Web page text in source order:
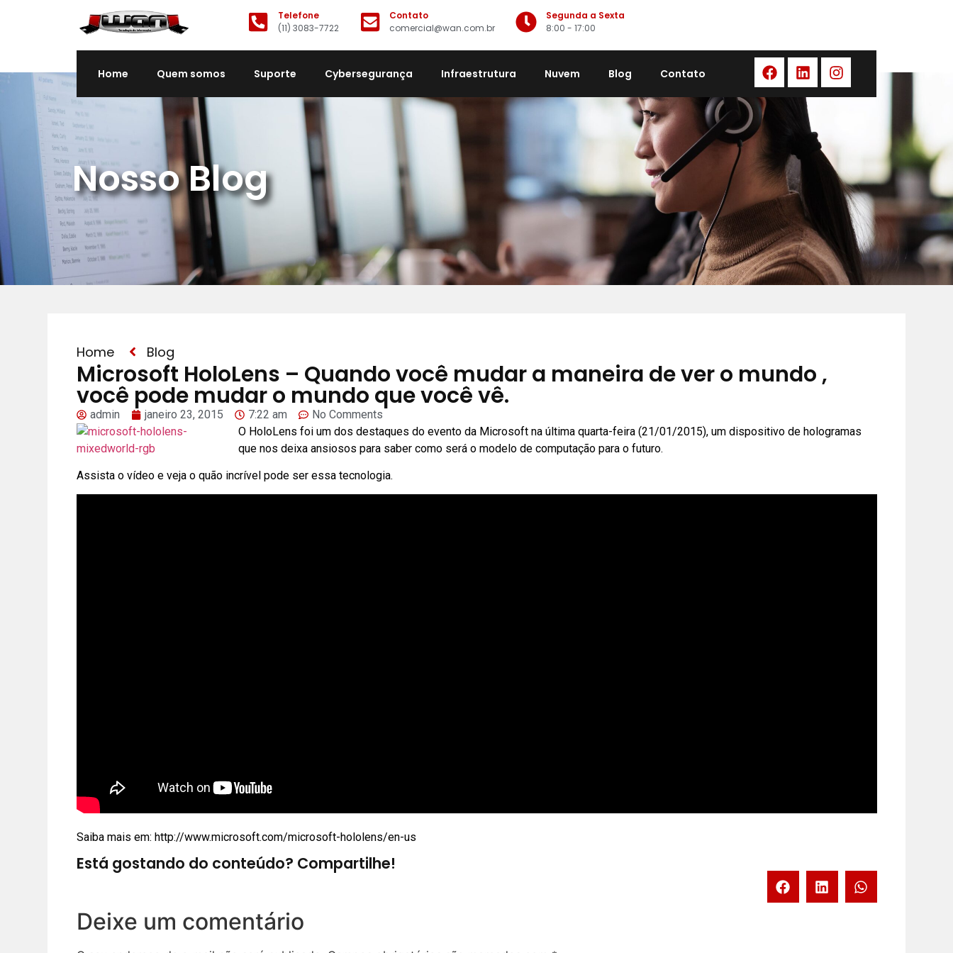
Telefone
(11) 3083-7722
Contato
comercial@wan.com.br
Segunda a Sexta
8:00 - 17:00
Home Quem somos Suporte Cybersegurança Infraestrutura Nuvem Blog Contato
Nosso Blog
Home Blog
Microsoft HoloLens – Quando você mudar a maneira de ver o mundo ,
você pode mudar o mundo que você vê.
admin janeiro 23, 2015 7:22 am
No Comments
O HoloLens foi um dos destaques do evento da Microsoft na última quarta-feira (21/01/2015), um dispositivo de hologramas
que nos deixa ansiosos para saber como será o modelo de computação para o futuro.
Assista o vídeo e veja o quão incrível pode ser essa tecnologia.
Saiba mais em: http://www.microsoft.com/microsoft-hololens/en-us
Está gostando do conteúdo? Compartilhe!
Deixe um comentário